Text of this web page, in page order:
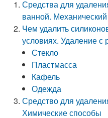
Средства для
ванной.
Чем удалить
условиях. Удаление с
Стекло
Пластмасса
Кафель
Одежда
Средство для
Химические способы